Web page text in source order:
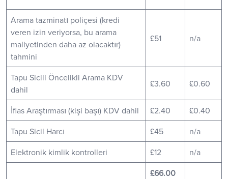
Arama tazminatı poliçesi (kredi
veren izin veriyorsa, bu arama
maliyetinden daha az olacaktır)
tahmini
£51 n/a
Tapu Sicili Öncelikli Arama KDV
dahil
£3.60 £0.60
İflas Araştırması (kişi başı) KDV dahil £2.40
£0.40
Tapu Sicil Harcı
£45
n/a
Elektronik kimlik kontrolleri
£12
n/a
£66.00